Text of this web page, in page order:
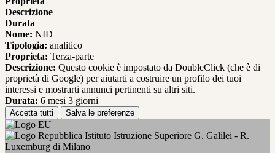
Descrizione
Durata
Nome: NID
Tipologia: analitico
Proprieta: Terza-parte
Descrizione: Questo cookie è impostato da DoubleClick (che è di
proprietà di Google) per aiutarti a costruire un profilo dei tuoi
interessi e mostrarti annunci pertinenti su altri siti.
Durata: 6 mesi 3 giorni
Accetta tutti Salva le preferenze
Istituto Istruzione Superiore G. Galilei - R.
Luxemburg di Milano